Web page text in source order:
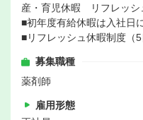
産・育児休暇 リフレッシ
■初年度有給休暇は入社日
■リフレッシュ休暇制度（5
募集職種
薬剤師
雇用形態